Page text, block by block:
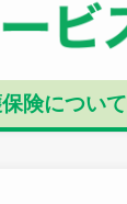
険について